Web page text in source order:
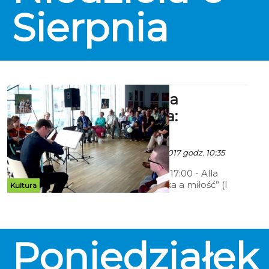
Sierpnia
Kultura
Filharmonia
Koszalińska:
Kamerynki
ekoszalin - 3 Lipca 2017 godz. 10:35
06.08.2017, godz. 17:00 - Alla
Camera – „Muzyka a miłość” (I
skrzypce, II skrzypce, altówka,
Poniedziałek